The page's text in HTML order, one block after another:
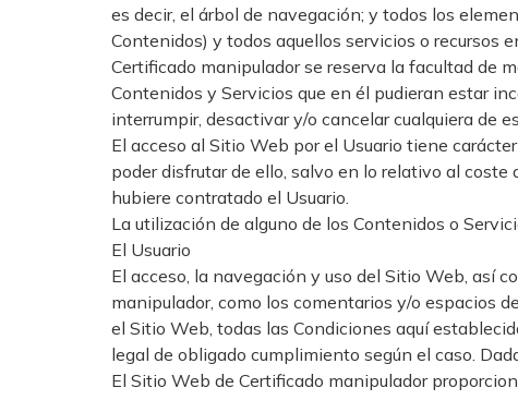
es decir, el árbol de navegación; y todos los
Contenidos) y todos aquellos servicios o recursos
Certificado manipulador se reserva la facultad de
Contenidos y Servicios que en él pudieran estar
interrumpir, desactivar y/o cancelar cualquiera de
El acceso al Sitio Web por el Usuario tiene
poder disfrutar de ello, salvo en lo relativo al
hubiere contratado el Usuario.
La utilización de alguno de los Contenidos o
El Usuario
El acceso, la navegación y uso del Sitio Web, así
manipulador, como los comentarios y/o espacios
el Sitio Web, todas las Condiciones aquí
legal de obligado cumplimiento según el caso.
El Sitio Web de Certificado manipulador